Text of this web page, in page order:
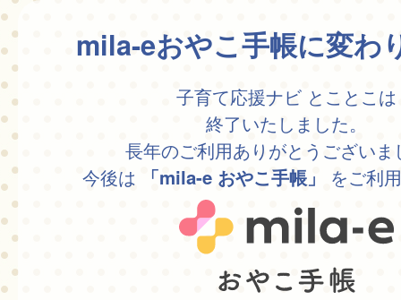
mila-eおやこ手帳に変わ
子育て応援ナビ とことこは
終了いたしました。
長年のご利用ありがとうございま
今後は
「mila-e おやこ手帳」 をご利